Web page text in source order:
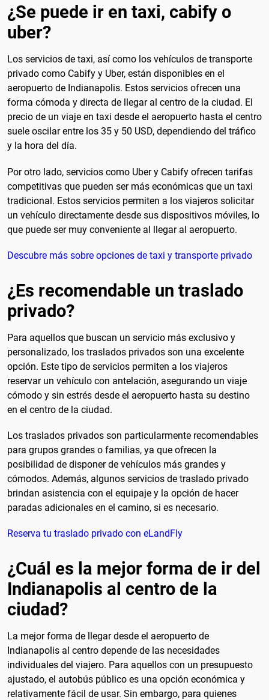
¿Se puede ir en taxi, cabify o
uber?
Los servicios de taxi, así como los vehículos de transporte
privado como Cabify y Uber, están disponibles en el
aeropuerto de Indianapolis. Estos servicios ofrecen una
forma cómoda y directa de llegar al centro de la ciudad. El
precio de un viaje en taxi desde el aeropuerto hasta el centro
suele oscilar entre los 35 y 50 USD, dependiendo del tráfico
y la hora del día.
Por otro lado, servicios como Uber y Cabify ofrecen tarifas
competitivas que pueden ser más económicas que un taxi
tradicional. Estos servicios permiten a los viajeros solicitar
un vehículo directamente desde sus dispositivos móviles, lo
que puede ser muy conveniente al llegar al aeropuerto.
Descubre más sobre opciones de taxi y transporte privado
¿Es recomendable un traslado
privado?
Para aquellos que buscan un servicio más exclusivo y
personalizado, los traslados privados son una excelente
opción. Este tipo de servicios permiten a los viajeros
reservar un vehículo con antelación, asegurando un viaje
cómodo y sin estrés desde el aeropuerto hasta su destino
en el centro de la ciudad.
Los traslados privados son particularmente recomendables
para grupos grandes o familias, ya que ofrecen la
posibilidad de disponer de vehículos más grandes y
cómodos. Además, algunos servicios de traslado privado
brindan asistencia con el equipaje y la opción de hacer
paradas adicionales en el camino, si es necesario.
Reserva tu traslado privado con eLandFly
¿Cuál es la mejor forma de ir del
Indianapolis al centro de la
ciudad?
La mejor forma de llegar desde el aeropuerto de
Indianapolis al centro depende de las necesidades
individuales del viajero. Para aquellos con un presupuesto
ajustado, el autobús público es una opción económica y
relativamente fácil de usar. Sin embargo, para quienes